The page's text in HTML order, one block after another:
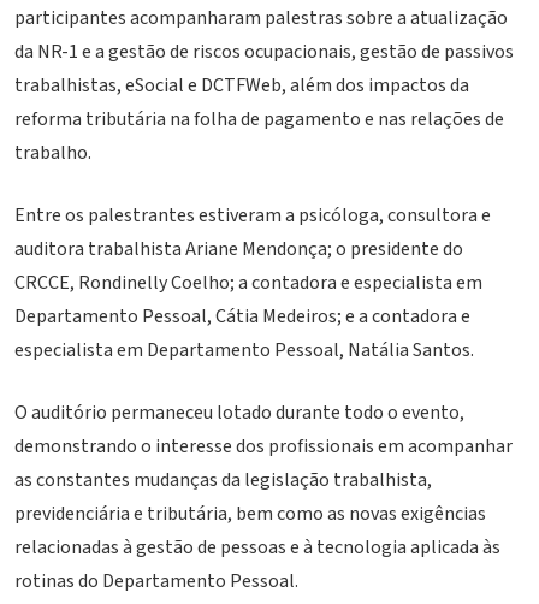
participantes acompanharam palestras sobre a atualização
da NR-1 e a gestão de riscos ocupacionais, gestão de passivos
trabalhistas, eSocial e DCTFWeb, além dos impactos da
reforma tributária na folha de pagamento e nas relações de
trabalho.
Entre os palestrantes estiveram a psicóloga, consultora e
auditora trabalhista Ariane Mendonça; o presidente do
CRCCE, Rondinelly Coelho; a contadora e especialista em
Departamento Pessoal, Cátia Medeiros; e a contadora e
especialista em Departamento Pessoal, Natália Santos.
O auditório permaneceu lotado durante todo o evento,
demonstrando o interesse dos profissionais em acompanhar
as constantes mudanças da legislação trabalhista,
previdenciária e tributária, bem como as novas exigências
relacionadas à gestão de pessoas e à tecnologia aplicada às
rotinas do Departamento Pessoal.